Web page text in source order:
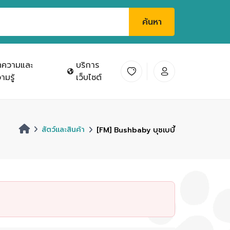
ค้นหา
วามและ
มรู้
บริการ
เว็บไซต์
สัตว์และสินค้า [FM] Bushbaby บุชเบบี้